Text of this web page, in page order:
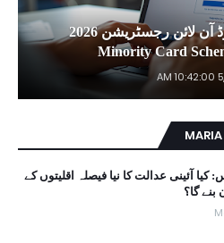
حکومتِ پنجاب اقلیتی کارڈ آن لائن رجسٹریشن 2026
Minority Card
5/
کیا آئینی عدالت کا نیا فیصلہ اقلیتوں کے
بنے گا؟